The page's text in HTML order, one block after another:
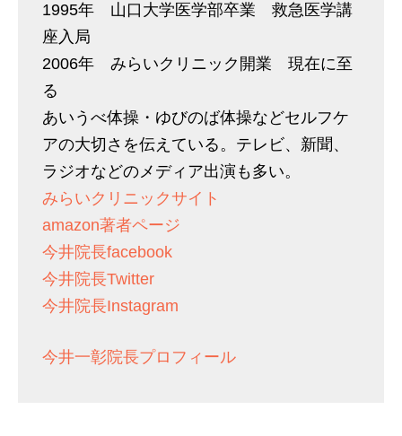
1995年 山口大学医学部卒業 救急医学講
座入局
2006年 みらいクリニック開業 現在に至
る
あいうべ体操・ゆびのば体操などセルフケ
アの大切さを伝えている。テレビ、新聞、
ラジオなどのメディア出演も多い。
みらいクリニックサイト
amazon著者ページ
今井院長facebook
今井院長Twitter
今井院長Instagram
今井一彰院長プロフィール